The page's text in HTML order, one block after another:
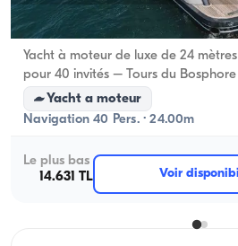
Arnavutköy, İstanbul
Yacht à moteur de luxe de 24
pour 40 invités – Tours du
pour occasions spéciales
Yacht a moteur
Navigation 40 Pers. · 24.00m
Le plus bas
14.631 TL
Voir